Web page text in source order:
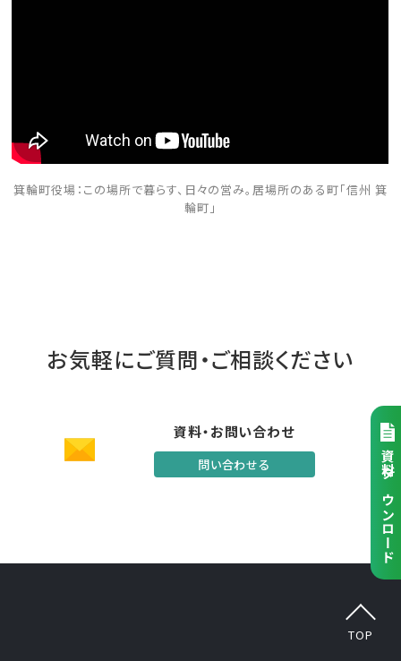
箕輪町役場：この場所で暮らす、日々の営み。居場所のある町「信州 箕
輪町」
お気軽にご質問・ご相談ください
資料・お問い合わせ
問い合わせる
TOP
資料ダウンロード